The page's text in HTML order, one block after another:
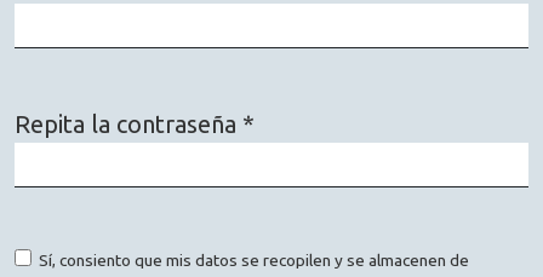
Repita la contraseña *
Sí, consiento que mis datos se recopilen y se almacenen de